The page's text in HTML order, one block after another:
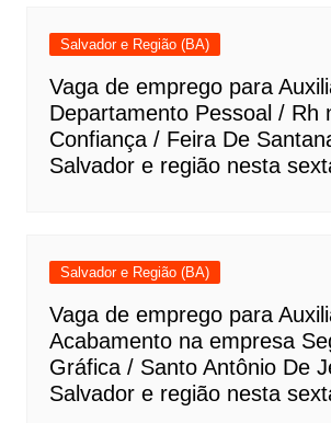
Salvador e Região (BA)
Vaga de emprego para
Departamento Pessoal / Rh
Confiança / Feira De
Salvador e região nesta
Salvador e Região (BA)
Vaga de emprego para
Acabamento na empresa
Gráfica / Santo Antônio De
Salvador e região nesta